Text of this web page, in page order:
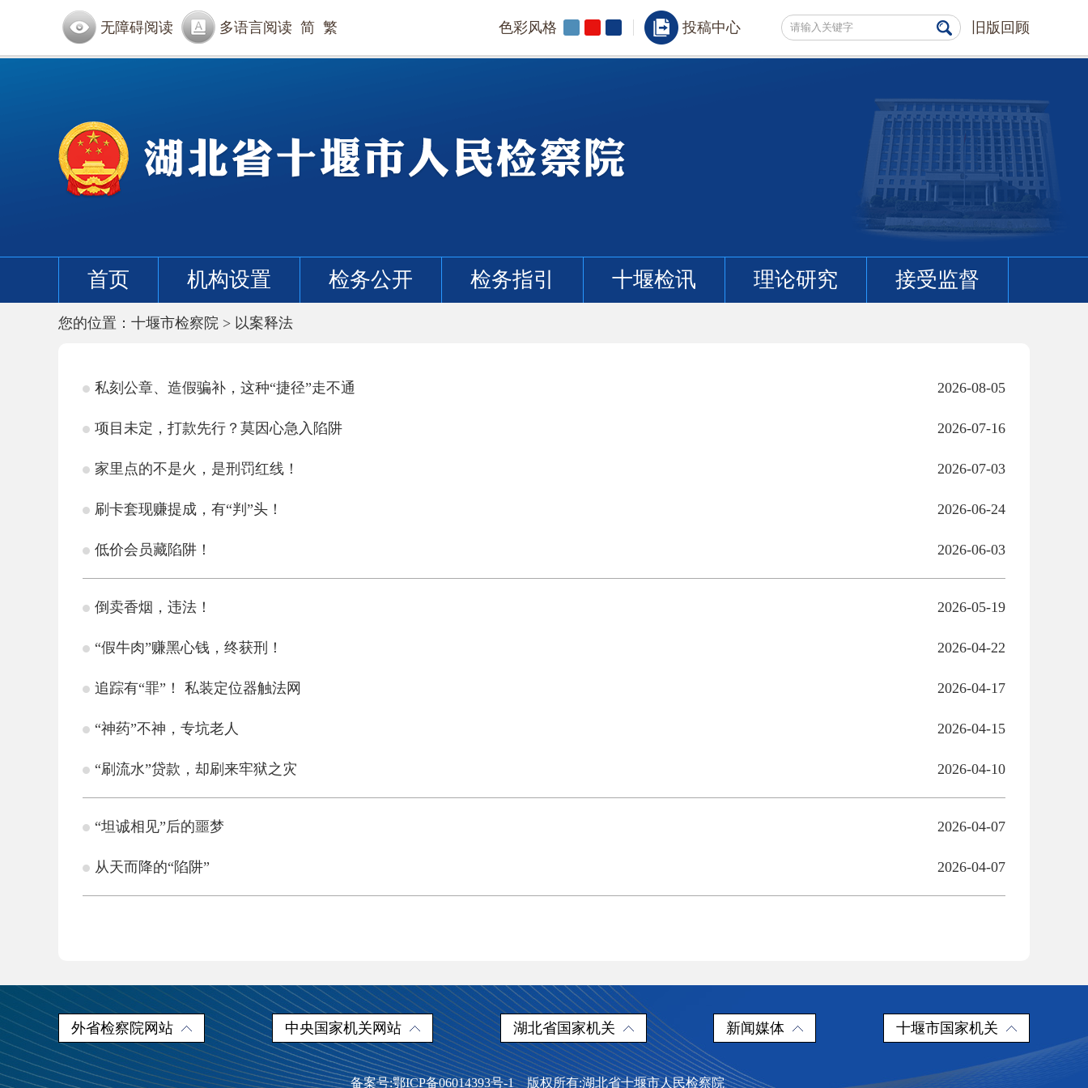
无障碍阅读 多语言阅读 简 繁 色彩风格 投稿中心 旧版回顾
首页 机构设置 检务公开 检务指引 十堰检讯 理论研究 接受监督
您的位置： 十堰市检察院 > 以案释法
2026-08-05
私刻公章、造假骗补，这种“捷径”走不通
2026-07-16
项目未定，打款先行？莫因心急入陷阱
2026-07-03
家里点的不是火，是刑罚红线！
2026-06-24
刷卡套现赚提成，有“判”头！
2026-06-03
低价会员藏陷阱！
2026-05-19
倒卖香烟，违法！
2026-04-22
“假牛肉”赚黑心钱，终获刑！
2026-04-17
追踪有“罪”！ 私装定位器触法网
2026-04-15
“神药”不神，专坑老人
2026-04-10
“刷流水”贷款，却刷来牢狱之灾
2026-04-07
“坦诚相见”后的噩梦
2026-04-07
从天而降的“陷阱”
外省检察院网站 中央国家机关网站 湖北省国家机关 新闻媒体 十堰市国家机关
备案号:鄂ICP备06014393号-1 版权所有:湖北省十堰市人民检察院